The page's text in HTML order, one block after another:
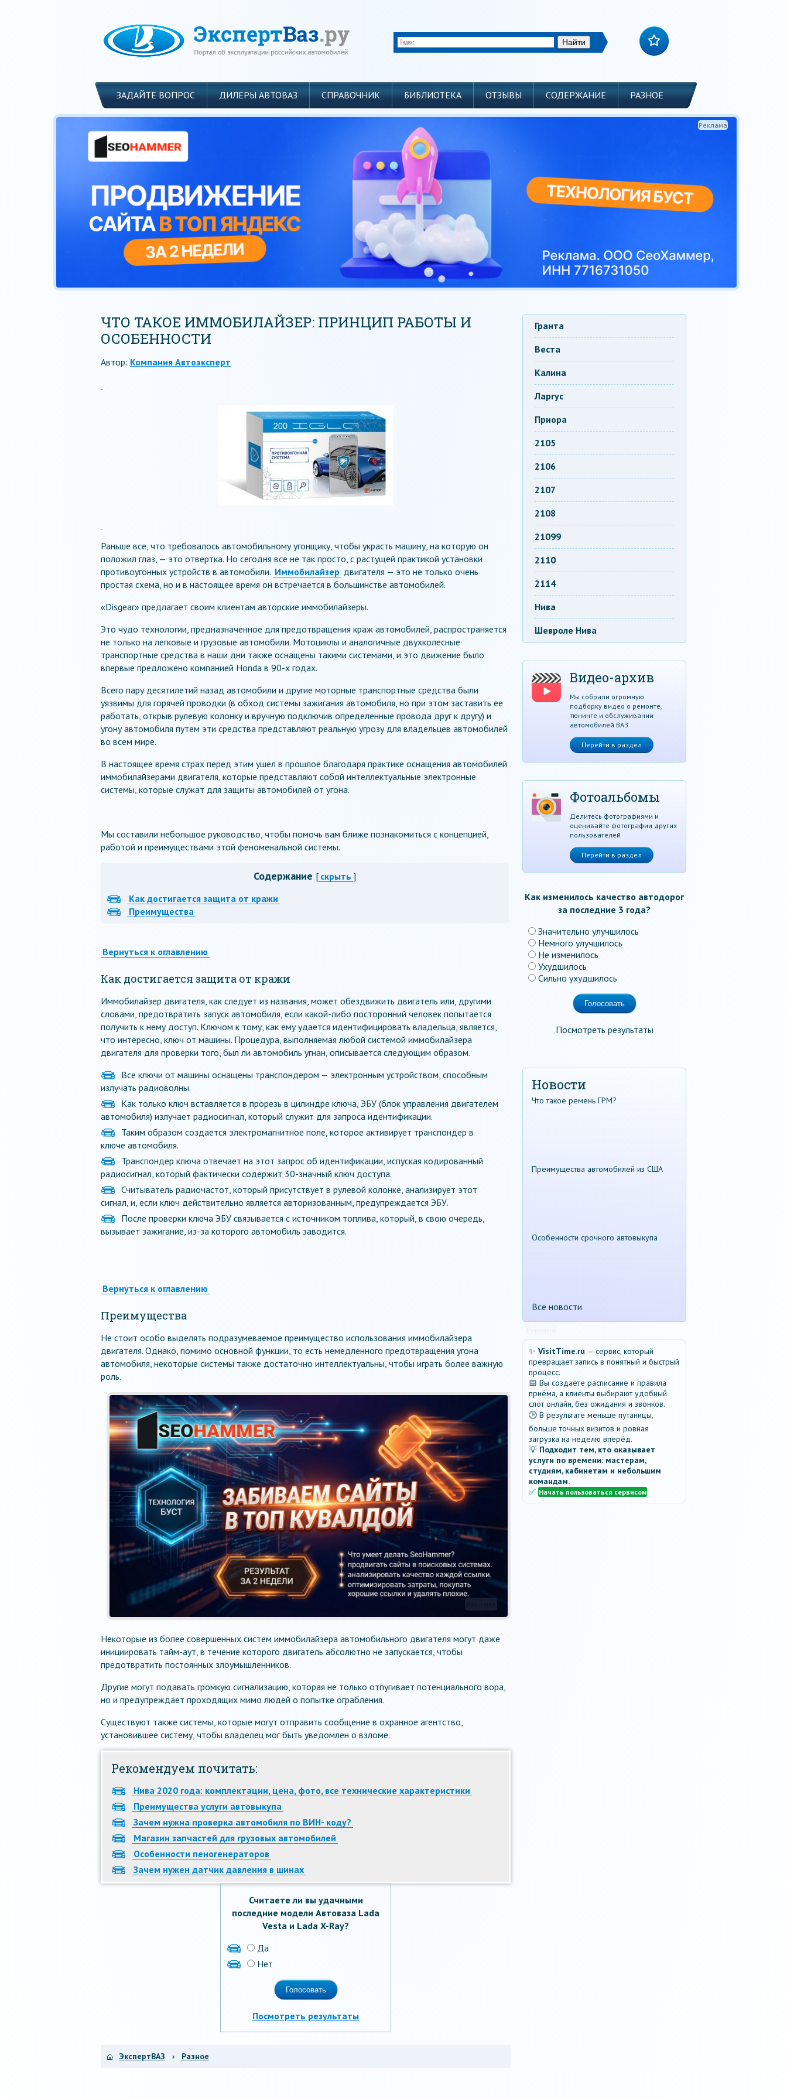
ЗАДАЙТЕ ВОПРОС ДИЛЕРЫ АВТОВАЗ СПРАВОЧНИК БИБЛИОТЕКА ОТЗЫВЫ СОДЕРЖАНИЕ РАЗНОЕ
Реклама
ЧТО ТАКОЕ ИММОБИЛАЙЗЕР: ПРИНЦИП РАБОТЫ И
ОСОБЕННОСТИ
Автор: Компания Автоэксперт
Раньше все, что требовалось автомобильному угонщику, чтобы украсть машину, на которую он
положил глаз, — это отвертка. Но сегодня все не так просто, с растущей практикой установки
противоугонных устройств в автомобили. Иммобилайзер двигателя — это не только очень
простая схема, но и в настоящее время он встречается в большинстве автомобилей.
«Disgear» предлагает своим клиентам авторские иммобилайзеры.
Это чудо технологии, предназначенное для предотвращения краж автомобилей, распространяется
не только на легковые и грузовые автомобили. Мотоциклы и аналогичные двухколесные
транспортные средства в наши дни также оснащены такими системами, и это движение было
впервые предложено компанией Honda в 90-х годах.
Всего пару десятилетий назад автомобили и другие моторные транспортные средства были
уязвимы для горячей проводки (в обход системы зажигания автомобиля, но при этом заставить ее
работать, открыв рулевую колонку и вручную подключив определенные провода друг к другу) и
угону автомобиля путем эти средства представляют реальную угрозу для владельцев автомобилей
во всем мире.
В настоящее время страх перед этим ушел в прошлое благодаря практике оснащения автомобилей
иммобилайзерами двигателя, которые представляют собой интеллектуальные электронные
системы, которые служат для защиты автомобилей от угона.
Мы составили небольшое руководство, чтобы помочь вам ближе познакомиться с концепцией,
работой и преимуществами этой феноменальной системы.
Содержание [ скрыть ]
Как достигается защита от кражи
Преимущества
Вернуться к оглавлению
Как достигается защита от кражи
Иммобилайзер двигателя, как следует из названия, может обездвижить двигатель или, другими
словами, предотвратить запуск автомобиля, если какой-либо посторонний человек попытается
получить к нему доступ. Ключом к тому, как ему удается идентифицировать владельца, является,
что интересно, ключ от машины. Процедура, выполняемая любой системой иммобилайзера
двигателя для проверки того, был ли автомобиль угнан, описывается следующим образом.
Все ключи от машины оснащены транспондером — электронным устройством, способным
излучать радиоволны.
Как только ключ вставляется в прорезь в цилиндре ключа, ЭБУ (блок управления двигателем
автомобиля) излучает радиосигнал, который служит для запроса идентификации.
Таким образом создается электромагнитное поле, которое активирует транспондер в
ключе автомобиля.
Транспондер ключа отвечает на этот запрос об идентификации, испуская кодированный
радиосигнал, который фактически содержит 30-значный ключ доступа.
Считыватель радиочастот, который присутствует в рулевой колонке, анализирует этот
сигнал, и, если ключ действительно является авторизованным, предупреждается ЭБУ.
После проверки ключа ЭБУ связывается с источником топлива, который, в свою очередь,
вызывает зажигание, из-за которого автомобиль заводится.
Вернуться к оглавлению
Преимущества
Не стоит особо выделять подразумеваемое преимущество использования иммобилайзера
двигателя. Однако, помимо основной функции, то есть немедленного предотвращения угона
автомобиля, некоторые системы также достаточно интеллектуальны, чтобы играть более важную
роль.
Некоторые из более совершенных систем иммобилайзера автомобильного двигателя могут даже
инициировать тайм-аут, в течение которого двигатель абсолютно не запускается, чтобы
предотвратить постоянных злоумышленников.
Другие могут подавать громкую сигнализацию, которая не только отпугивает потенциального вора,
но и предупреждает проходящих мимо людей о попытке ограбления.
Существуют также системы, которые могут отправить сообщение в охранное агентство,
установившее систему, чтобы владелец мог быть уведомлен о взломе.
Рекомендуем почитать:
Нива 2020 года: комплектации, цена, фото, все технические характеристики
Преимущества услуги автовыкупа
Зачем нужна проверка автомобиля по ВИН- коду?
Магазин запчастей для грузовых автомобилей
Особенности пеногенераторов
Зачем нужен датчик давления в шинах
Считаете ли вы удачными
последние модели Автоваза Lada
Vesta и Lada X-Ray?
Да
Нет
Посмотреть результаты
ЭкспертВАЗ › Разное
Гранта
Веста
Калина
Ларгус
Приора
2105
2106
2107
2108
21099
2110
2114
Нива
Шевроле Нива
Видео-архив
Мы собрали огромную
подборку видео о ремонте,
тюнинге и обслуживании
автомобилей ВАЗ
Перейти в раздел
Фотоальбомы
Делитесь фотографиями и
оценивайте фотографии других
пользователей
Перейти в раздел
Как изменилось качество автодорог
за последние 3 года?
Значительно улучшилось
Немного улучшилось
Не изменилось
Ухудшилось
Сильно ухудшилось
Посмотреть результаты
Новости
Что такое ремень ГРМ?
Преимущества автомобилей из США
Особенности срочного автовыкупа
Все новости
✨ VisitTime.ru — сервис, который
превращает запись в понятный и быстрый
процесс.
📅 Вы создаёте расписание и правила
приёма, а клиенты выбирают удобный
слот онлайн, без ожидания и звонков.
🕒 В результате меньше путаницы,
больше точных визитов и ровная
загрузка на неделю вперёд.
💡 Подходит тем, кто оказывает
услуги по времени: мастерам,
студиям, кабинетам и небольшим
командам.
✅ Начать пользоваться сервисом